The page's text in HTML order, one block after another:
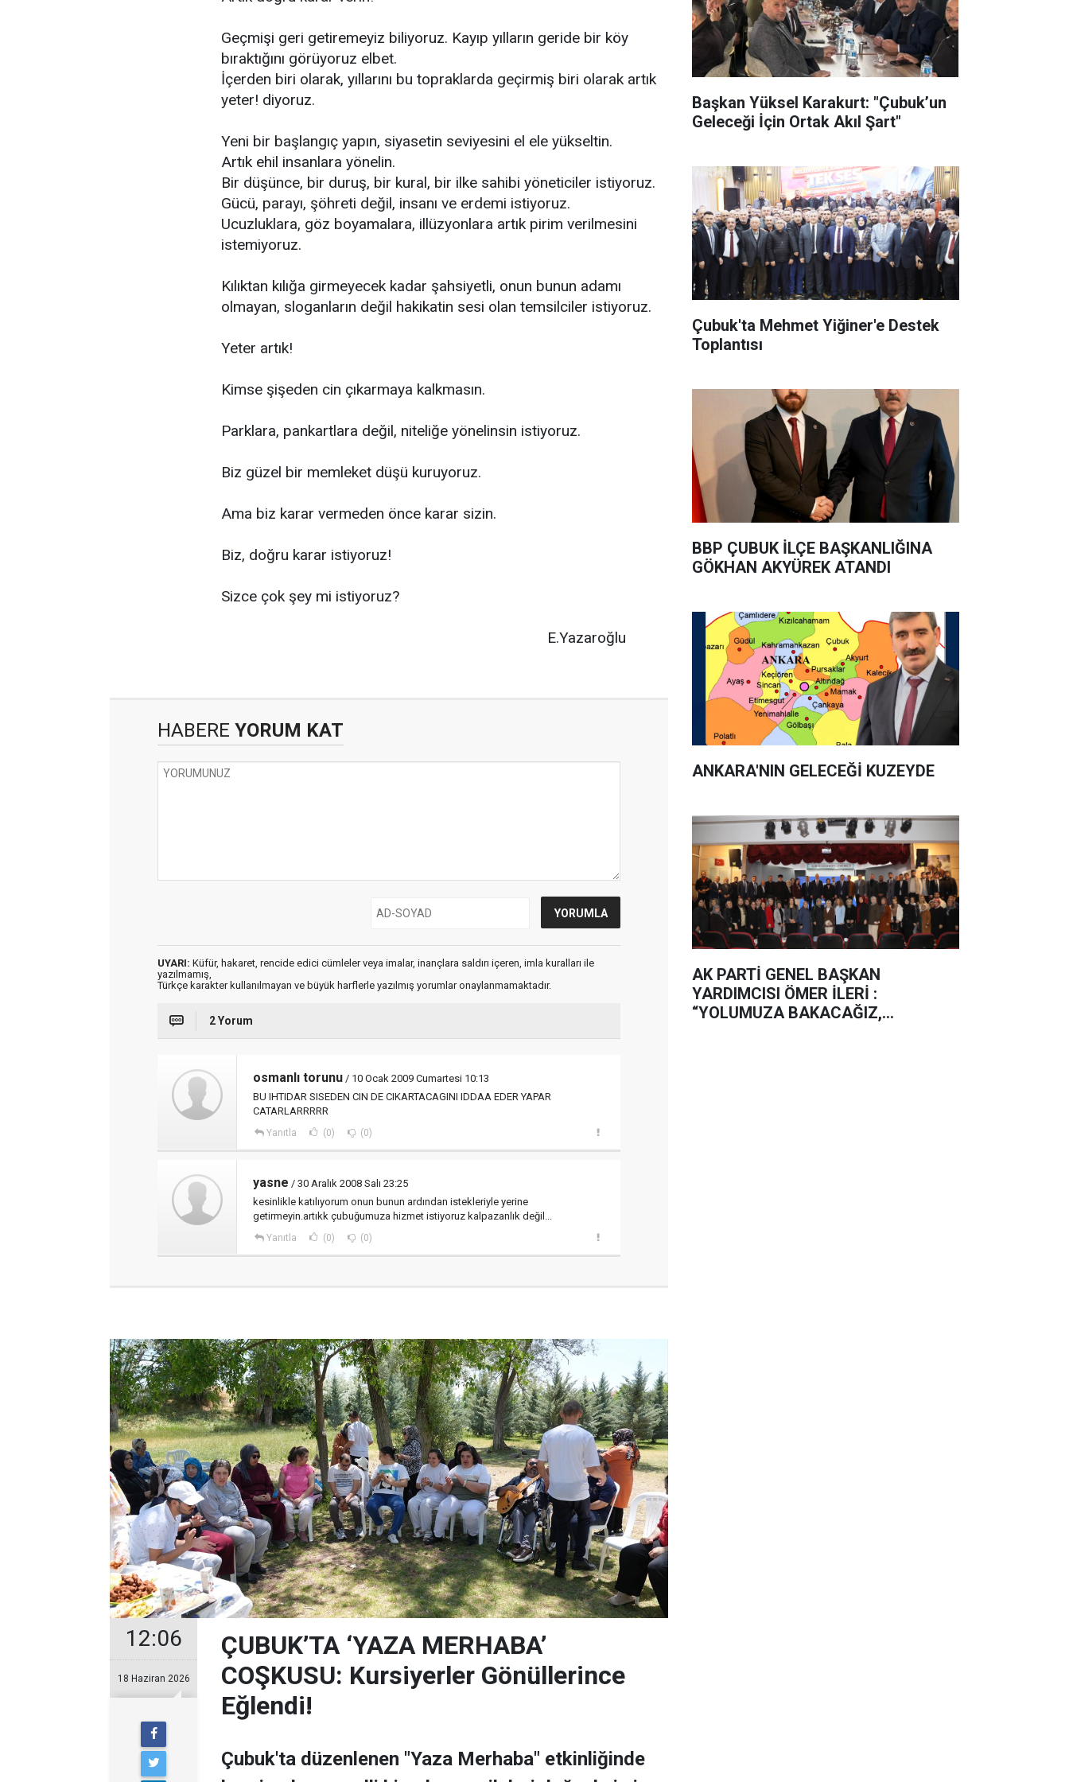
Geçmişi geri getiremeyiz biliyoruz. Kayıp yılların geride bir köy
bıraktığını görüyoruz elbet.
İçerden biri olarak, yıllarını bu topraklarda geçirmiş biri olarak artık
yeter! diyoruz.
Yeni bir başlangıç yapın, siyasetin seviyesini el ele yükseltin.
Artık ehil insanlara yönelin.
Bir düşünce, bir duruş, bir kural, bir ilke sahibi yöneticiler istiyoruz.
Gücü, parayı, şöhreti değil, insanı ve erdemi istiyoruz.
Ucuzluklara, göz boyamalara, illüzyonlara artık pirim verilmesini
istemiyoruz.
Kılıktan kılığa girmeyecek kadar şahsiyetli, onun bunun adamı
olmayan, sloganların değil hakikatin sesi olan temsilciler istiyoruz.
Yeter artık!
Kimse şişeden cin çıkarmaya kalkmasın.
Parklara, pankartlara değil, niteliğe yönelinsin istiyoruz.
Biz güzel bir memleket düşü kuruyoruz.
Ama biz karar vermeden önce karar sizin.
Biz, doğru karar istiyoruz!
Sizce çok şey mi istiyoruz?
E.Yazaroğlu
HABERE YORUM KAT
UYARI: Küfür, hakaret, rencide edici cümleler veya imalar, inançlara saldırı içeren, imla kuralları ile
yazılmamış,
Türkçe karakter kullanılmayan ve büyük harflerle yazılmış yorumlar onaylanmamaktadır.
2 Yorum
osmanlı torunu / 10 Ocak 2009 Cumartesi 10:13
BU IHTIDAR SISEDEN CIN DE CIKARTACAGINI IDDAA EDER YAPAR
CATARLARRRRR
Yanıtla (0) (0)
yasne / 30 Aralık 2008 Salı 23:25
kesinlikle katılıyorum onun bunun ardından istekleriyle yerine
getirmeyin.artıkk çubuğumuza hizmet istiyoruz kalpazanlık değil...
Yanıtla (0) (0)
12:06
18 Haziran 2026
ÇUBUK’TA ‘YAZA MERHABA’
COŞKUSU: Kursiyerler Gönüllerince
Eğlendi!
Çubuk'ta düzenlenen "Yaza Merhaba" etkinliğinde
Başkan Yüksel Karakurt: "Çubuk’un
Geleceği İçin Ortak Akıl Şart"
Çubuk'ta Mehmet Yiğiner'e Destek
Toplantısı
BBP ÇUBUK İLÇE BAŞKANLIĞINA
GÖKHAN AKYÜREK ATANDI
ANKARA'NIN GELECEĞİ KUZEYDE
AK PARTİ GENEL BAŞKAN
YARDIMCISI ÖMER İLERİ :
“YOLUMUZA BAKACAĞIZ,